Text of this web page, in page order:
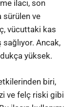
ilacı, son
sürülen ve
vücuttaki kas
Ancak,
yüksek.
biri,
ve felç riski gibi